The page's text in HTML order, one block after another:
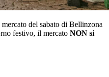
del sabato di Bellinzona
festivo, il mercato NON si